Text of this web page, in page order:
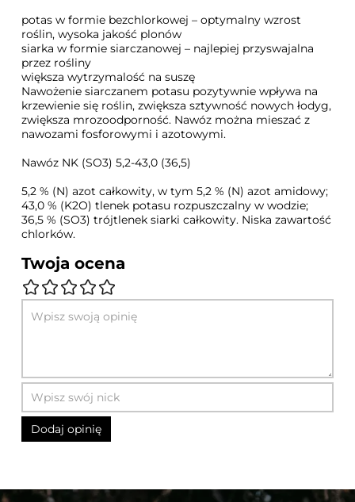
potas w formie bezchlorkowej – optymalny wzrost
roślin, wysoka jakość plonów
siarka w formie siarczanowej – najlepiej przyswajalna
przez rośliny
większa wytrzymalość na suszę
Nawożenie siarczanem potasu pozytywnie wpływa na
krzewienie się roślin, zwiększa sztywność nowych łodyg,
zwiększa mrozoodporność. Nawóz można mieszać z
nawozami fosforowymi i azotowymi.
Nawóz NK (SO3) 5,2-43,0 (36,5)
5,2 % (N) azot całkowity, w tym 5,2 % (N) azot amidowy;
43,0 % (K2O) tlenek potasu rozpuszczalny w wodzie;
36,5 % (SO3) trójtlenek siarki całkowity. Niska zawartość
chlorków.
Twoja ocena